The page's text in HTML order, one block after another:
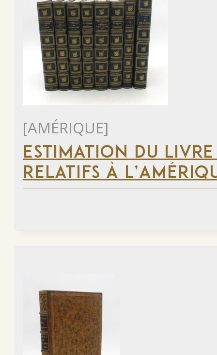
[AMÉRIQUE]
ESTIMATION DU
RELATIFS À